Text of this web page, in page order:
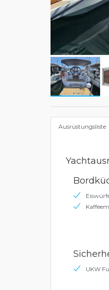
Ausrüstungsliste
UKW